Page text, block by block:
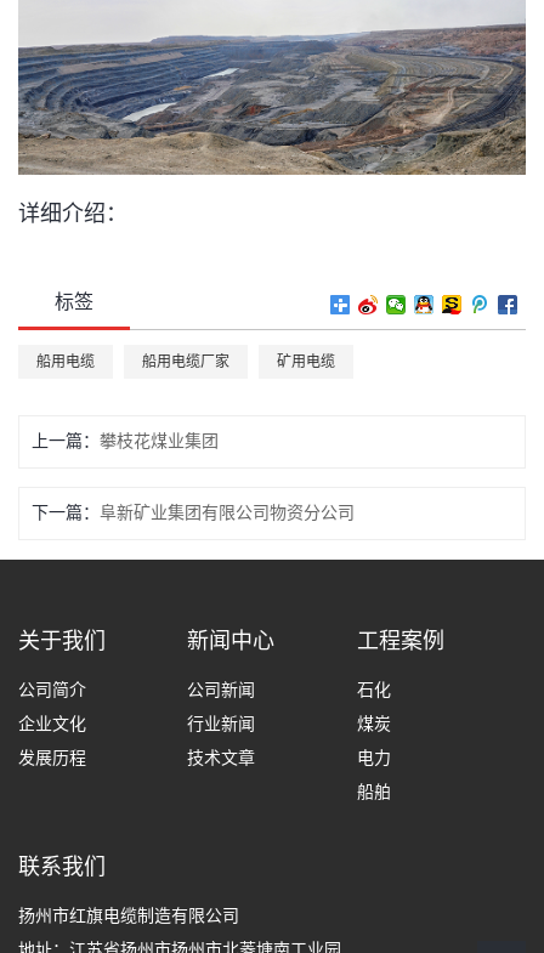
详细介绍：
标签
船用电缆 船用电缆厂家 矿用电缆
上一篇： 攀枝花煤业集团
下一篇： 阜新矿业集团有限公司物资分公司
关于我们
公司简介
企业文化
发展历程
新闻中心
公司新闻
行业新闻
技术文章
工程案例
石化
煤炭
电力
船舶
联系我们
扬州市红旗电缆制造有限公司